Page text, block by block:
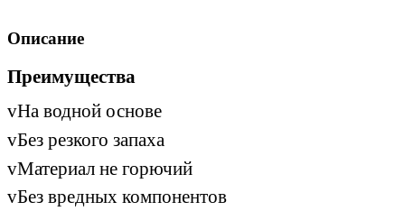
Описание
Преимущества
vНа водной основе
vБез резкого запаха
vМатериал не горючий
vБез вредных компонентов